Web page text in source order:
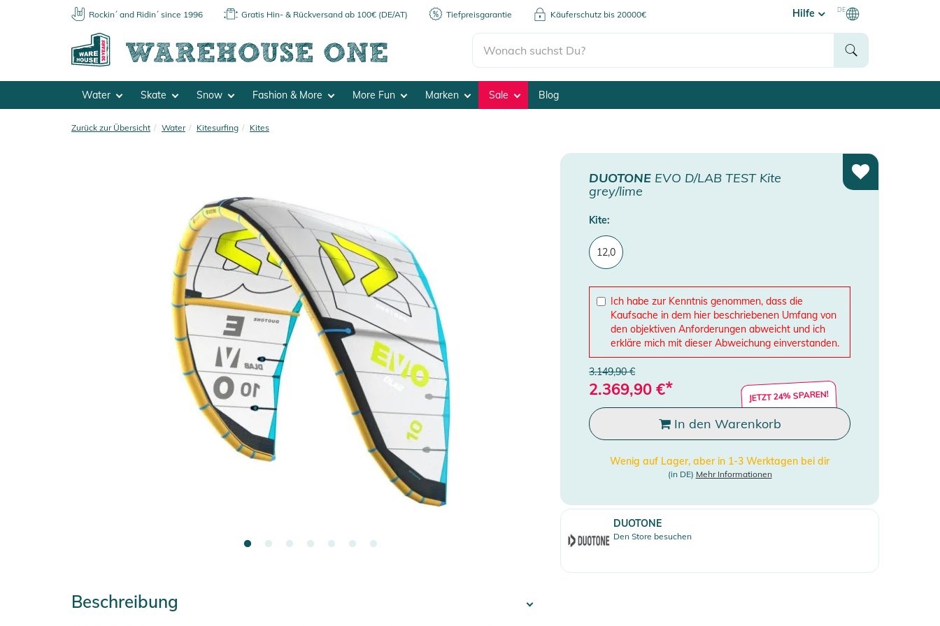
Rockin´ and Ridin´ since 1996 Gratis Hin- & Rückversand ab 100€ (DE/AT) Tiefpreisgarantie Käuferschutz bis 20000€ Hilfe DE
Water Skate Snow Fashion & More More Fun Marken Sale Blog
Zurück zur Übersicht Water Kitesurfing Kites
DUOTONE EVO D/LAB TEST Kite
grey/lime
Kite:
12,0
Ich habe zur Kenntnis genommen, dass die
Kaufsache in dem hier beschriebenen Umfang von
den objektiven Anforderungen abweicht und ich
erkläre mich mit dieser Abweichung einverstanden.
3.149,90 €
2.369,90 €* JETZT 24% SPAREN!
In den Warenkorb
Wenig auf Lager, aber in 1-3 Werktagen bei dir
(in DE) Mehr Informationen
DUOTONE
Den Store besuchen
Beschreibung